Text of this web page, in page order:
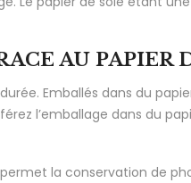
AU PAPIER
Emballés dans du
l’emballage dans du
la conservation de